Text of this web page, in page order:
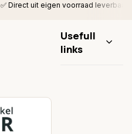
✅ Direct uit eigen voorraad leverbaar
Usefull
links